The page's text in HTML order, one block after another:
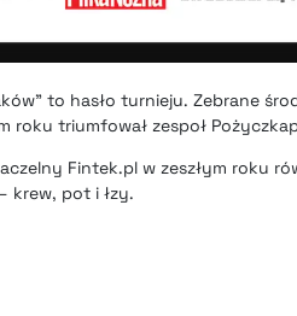
to hasło turnieju. Zebrane
roku triumfował zespoł
Fintek.pl w zeszłym roku
krew, pot i łzy.